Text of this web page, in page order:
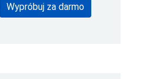
Wypróbuj za darmo